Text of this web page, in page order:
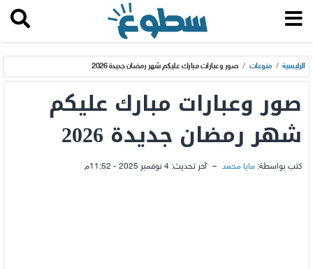
الرئيسية / منوعات / صور وعبارات مبارك عليكم شهر رمضان جديدة 2026
صور وعبارات مبارك عليكم
شهر رمضان جديدة 2026
كتب بواسطة: مايا محمد – آخر تحديث: 4 نوفمبر 2025 - 11:52م